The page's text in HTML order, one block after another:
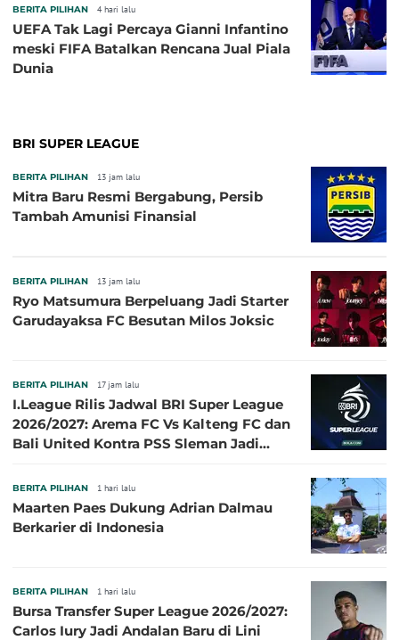
BERITA PILIHAN 4 hari lalu
UEFA Tak Lagi Percaya Gianni Infantino
meski FIFA Batalkan Rencana Jual Piala
Dunia
BRI SUPER LEAGUE
BERITA PILIHAN 13 jam lalu
Mitra Baru Resmi Bergabung, Persib
Tambah Amunisi Finansial
BERITA PILIHAN 13 jam lalu
Ryo Matsumura Berpeluang Jadi Starter
Garudayaksa FC Besutan Milos Joksic
BERITA PILIHAN 17 jam lalu
I.League Rilis Jadwal BRI Super League
2026/2027: Arema FC Vs Kalteng FC dan
Bali United Kontra PSS Sleman Jadi
BERITA PILIHAN 1 hari lalu
Maarten Paes Dukung Adrian Dalmau
Berkarier di Indonesia
BERITA PILIHAN 1 hari lalu
Bursa Transfer Super League 2026/2027:
Carlos Iury Jadi Andalan Baru di Lini